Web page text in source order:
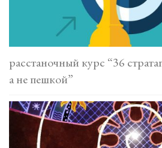
расстаночный курс “36
а не пешкой”